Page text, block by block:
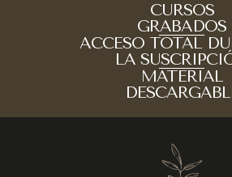
CURSOS
GRABADOS
ACCESO TOTAL
LA
MATERIAL